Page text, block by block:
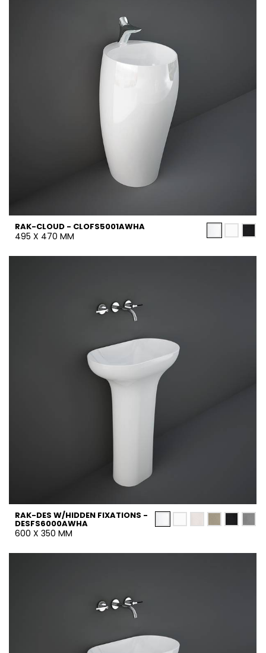
RAK-CLOUD - CLOFS5001AWHA
495 X 470 MM
RAK-DES W/HIDDEN FIXATIONS -
DESFS6000AWHA
600 X 350 MM